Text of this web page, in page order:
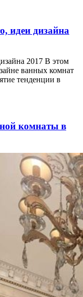
идеи дизайна
2017 В этом
ванных комнат
тенденции в
комнаты в